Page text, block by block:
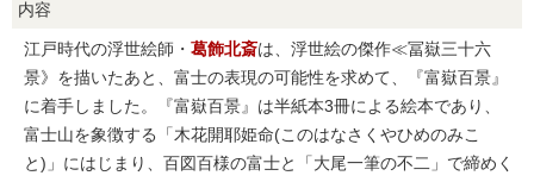
内容
江戸時代の浮世絵師・ 葛飾北斎は、浮世絵の傑作≪冨嶽三十六
景》を描いたあと、富士の表現の可能性を求めて、『富嶽百景』
に着手しました。『富嶽百景』は半紙本3冊による絵本であり、
富士山を象徴する「木花開耶姫命(このはなさくやひめのみこ
と)」にはじまり、百図百様の富士と「大尾一筆の不二」で締めく